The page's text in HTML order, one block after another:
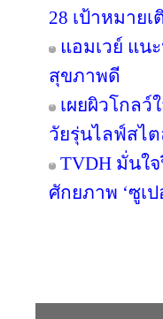
28 เป้าหมาย
แอมเวย์ แน
สุขภาพดี
เผยผิวโกลว์
วัยรุ่นไลฟ์สไ
TVDH มั่นใ
ศักยภาพ ‘ซูเ